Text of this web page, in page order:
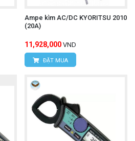
Ampe kìm AC/DC KYORITSU 2010
(20A)
11,928,000 VND
ĐẶT MUA